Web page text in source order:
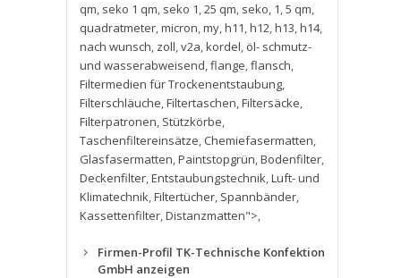
qm, seko 1 qm, seko 1,25 qm, seko, 1,5 qm,
quadratmeter,micron,my,h11,h12,h13,h14,
nach wunsch, zoll,v2a,kordel, öl- schmutz-
und wasserabweisend,flange,flansch,
Filtermedien für Trockenentstaubung,
Filterschläuche,Filtertaschen,Filtersäcke,
Filterpatronen, Stützkörbe,
Taschenfiltereinsätze, Chemiefasermatten,
Glasfasermatten,Paintstopgrün,Bodenfilter,
Deckenfilter,Entstaubungstechnik,Luft- und
Klimatechnik,Filtertücher, Spannbänder,
Kassettenfilter,Distanzmatten">,
Firmen-Profil TK-Technische Konfektion
GmbH anzeigen